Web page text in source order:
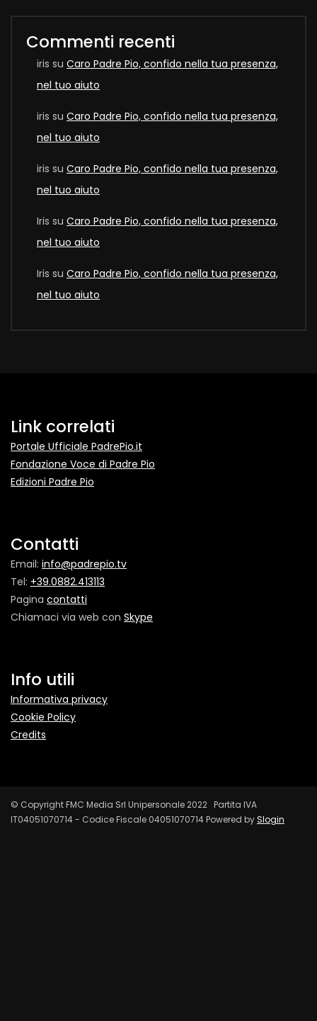
Commenti recenti
iris su Caro Padre Pio, confido nella tua presenza,
nel tuo aiuto
iris su Caro Padre Pio, confido nella tua presenza,
nel tuo aiuto
iris su Caro Padre Pio, confido nella tua presenza,
nel tuo aiuto
Iris su Caro Padre Pio, confido nella tua presenza,
nel tuo aiuto
Iris su Caro Padre Pio, confido nella tua presenza,
nel tuo aiuto
Link correlati
Portale Ufficiale PadrePio.it
Fondazione Voce di Padre Pio
Edizioni Padre Pio
Contatti
Email: info@padrepio.tv
Tel: +39.0882.413113
Pagina contatti
Chiamaci via web con Skype
Info utili
Informativa privacy
Cookie Policy
Credits
© Copyright FMC Media Srl Unipersonale 2022 Partita IVA
IT04051070714 - Codice Fiscale 04051070714 Powered bySlogin